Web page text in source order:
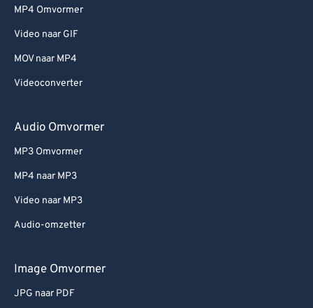
MP4 Omvormer
Video naar GIF
MOV naar MP4
Videoconverter
Audio Omvormer
MP3 Omvormer
MP4 naar MP3
Video naar MP3
Audio-omzetter
Image Omvormer
JPG naar PDF